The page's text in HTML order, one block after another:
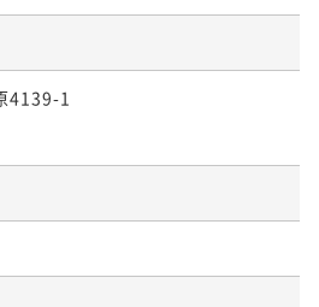
4139-1